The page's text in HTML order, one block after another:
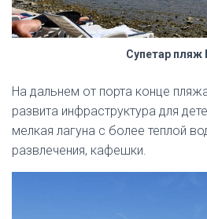
Супетар пляж
На дальнем от порта конце
развита инфраструктура для
мелкая лагуна с более теплой
развлечения, кафешки.